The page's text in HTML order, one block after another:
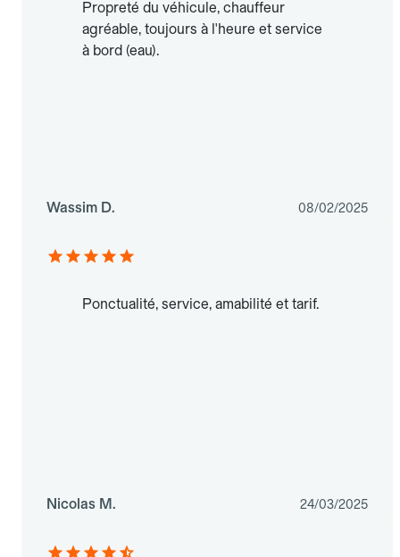
Propreté du véhicule, chauffeur
agréable, toujours à l'heure et service
à bord (eau).
Wassim D. 08/02/2025
Ponctualité, service, amabilité et tarif.
Nicolas M. 24/03/2025